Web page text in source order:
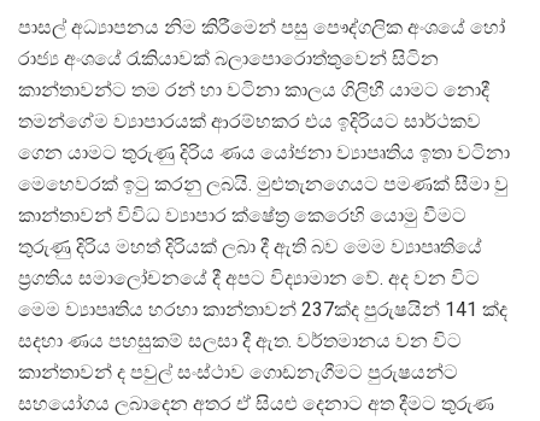
පාසල් අධ්‍යාපනය නිම කිරීමෙන් පසු පෞද්ගලික අංශයේ හෝ
රාජ්‍ය අංශයේ රැකියාවක් බලාපොරොත්තුවෙන් සිටින
කාන්තාවන්ට තම රන් හා වටිනා කාලය ගිලිහී යාමට නොදී
තමන්ගේම ව්‍යාපාරයක් ආරම්භකර එය ඉදිරියට සාර්ථකව
ගෙන යාමට තුරුණු දිරිය ණය යෝජනා ව්‍යාපෘතිය ඉතා වටිනා
මෙහෙවරක් ඉටු කරනු ලබයි. මුළුතැනගෙයට පමණක් සීමා වු
කාන්තාවන් විවිධ ව්‍යාපාර ක්ෂේත්‍ර කෙරෙහි යොමු වීමට
තුරුණු දිරිය මහත් දිරියක් ලබා දී ඇති බව මෙම ව්‍යාපෘතියේ
ප්‍රගතිය සමාලෝචනයේ දී අපට විද්‍යාමාන වේ. අද වන විට
මෙම ව්‍යාපෘතිය හරහා කාන්තාවන් 237ක්ද පුරුෂයින් 141 ක්ද
සදහා ණය පහසුකම් සලසා දී ඇත. වර්තමානය වන විට
කාන්තාවන් ද පවුල් සංස්ථාව ගොඩනැගීමට පුරුෂයන්ට
සහයෝගය ලබාදෙන අතර ඒ සියළු දෙනාට අත දීමට තුරුණ